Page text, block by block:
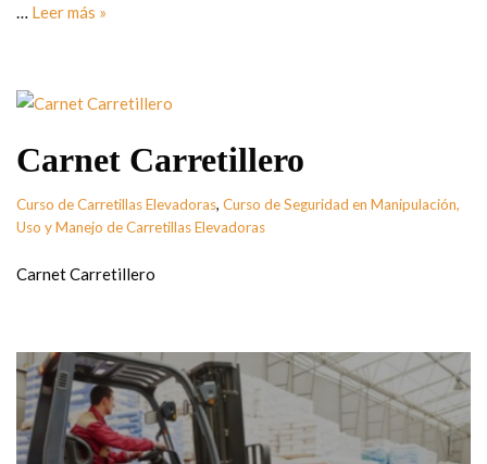
… Leer más »
Carnet Carretillero
Curso de Carretillas Elevadoras, Curso de Seguridad en Manipulación,
Uso y Manejo de Carretillas Elevadoras
Carnet Carretillero